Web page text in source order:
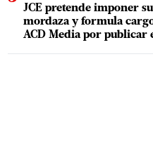
JCE pretende imponer
mordaza y formula
ACD Media por publicar